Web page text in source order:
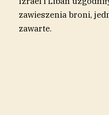
zawieszenia broni,
zawarte.